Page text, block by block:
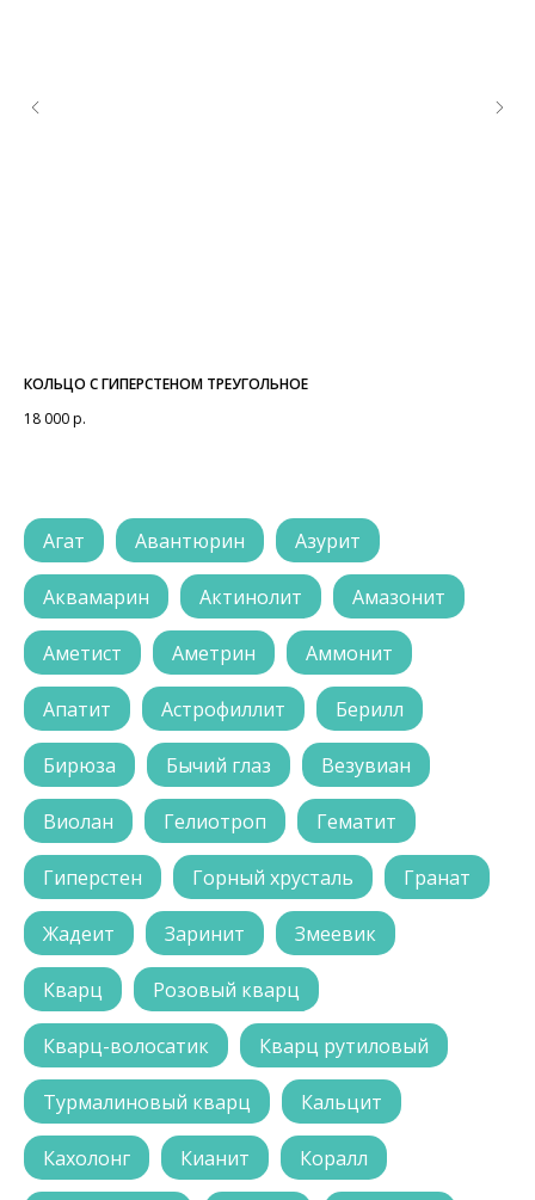
КОЛЬЦО С ГИПЕРСТЕНОМ ТРЕУГОЛЬНОЕ
18 000р.
Агат Авантюрин Азурит
Аквамарин Актинолит Амазонит
Аметист Аметрин Аммонит
Апатит Астрофиллит Берилл
Бирюза Бычий глаз Везувиан
Виолан Гелиотроп Гематит
Гиперстен Горный хрусталь Гранат
Жадеит Заринит Змеевик
Кварц Розовый кварц
Кварц-волосатик Кварц рутиловый
Турмалиновый кварц Кальцит
Кахолонг Кианит Коралл